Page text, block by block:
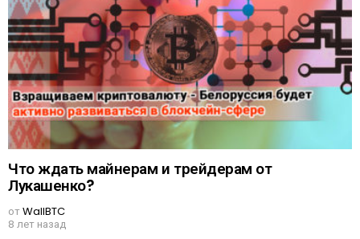
Что ждать майнерам и трейдерам от
Лукашенко?
отWallBTC
8 лет назад